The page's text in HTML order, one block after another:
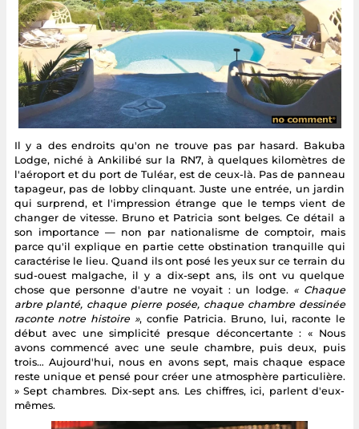
Il y a des endroits qu'on ne trouve pas par hasard. Bakuba
Lodge, niché à Ankilibé sur la RN7, à quelques kilomètres de
l'aéroport et du port de Tuléar, est de ceux-là. Pas de panneau
tapageur, pas de lobby clinquant. Juste une entrée, un jardin
qui surprend, et l'impression étrange que le temps vient de
changer de vitesse. Bruno et Patricia sont belges. Ce détail a
son importance — non par nationalisme de comptoir, mais
parce qu'il explique en partie cette obstination tranquille qui
caractérise le lieu. Quand ils ont posé les yeux sur ce terrain du
sud-ouest malgache, il y a dix-sept ans, ils ont vu quelque
chose que personne d'autre ne voyait : un lodge. « Chaque
arbre planté, chaque pierre posée, chaque chambre dessinée
raconte notre histoire », confie Patricia. Bruno, lui, raconte le
début avec une simplicité presque déconcertante : « Nous
avons commencé avec une seule chambre, puis deux, puis
trois… Aujourd'hui, nous en avons sept, mais chaque espace
reste unique et pensé pour créer une atmosphère particulière.
» Sept chambres. Dix-sept ans. Les chiffres, ici, parlent d'eux-
mêmes.